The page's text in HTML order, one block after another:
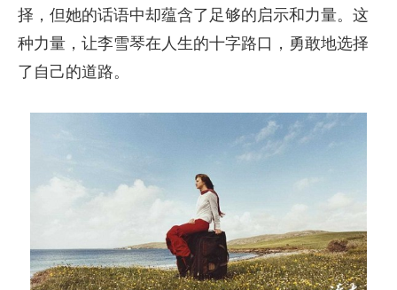
择，但她的话语中却蕴含了足够的启示和力量。这
种力量，让李雪琴在人生的十字路口，勇敢地选择
了自己的道路。